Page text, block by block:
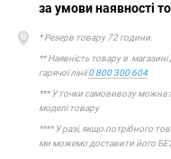
за умови наявності
* Резерв товару 72 години.
** Наявність товару в
гарячої лінії0 800 300 604
*** У точки самовивозу можна
моделі товару
**** У разі, якщо потрібного
ми можемо доставити його